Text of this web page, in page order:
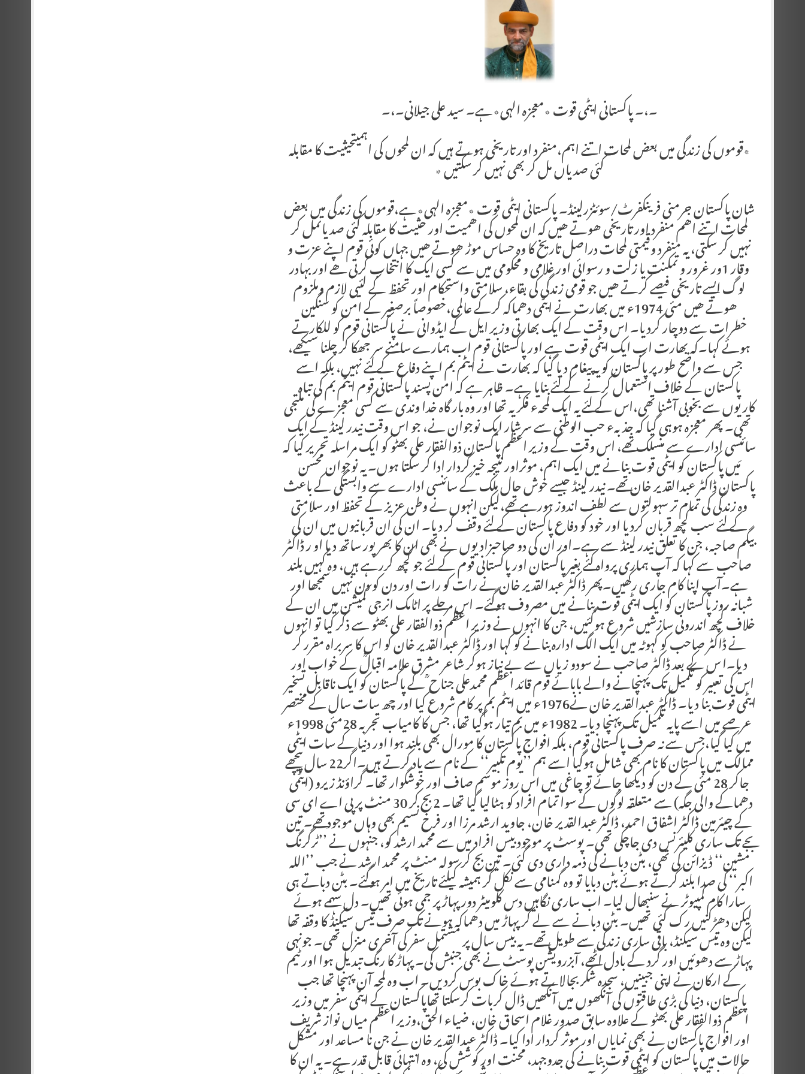
۔،۔ پاکستانی ایٹمی قوت ٭معجزہ الہی٭ہے۔ سید علی جیلانی۔،۔
٭قوموں کی زندگی میں بعض لمحات اتنے اہم،منفرد اور تاریخی ہوتے ہیں کہ ان لمحوں کی اہمیتحیثیت کا مقابلہ
کئی صدیاں مل کر بھی نہیں کر سکتیں ٭
شان پاکستان جرمنی فرینکفرٹ/سوئٹزرلینڈ۔ پاکستانی ایٹمی قوت ٭معجزہ الہی٭ہے،قوموں کی زندگی میں بعض
لمحات اتنے اھم منفرد اور تاریخی ھوتے ھیں کہ ان لمحوں کی اھمیت اور حثیت کا مقابلہ کئی صدیاںمل کر
نہیں کر سکتی، یہ منفرد وقیمتی لمحات دراصل تاریخ کا وہ حساس موڑ ھوتے ھیں جہاں کوئی قوم اپنے عزت و
وقار 1ور غرور و تمکنت یا زلت و رسوائی اور غلامی و محکومی میں سے کسی ایک کا انتخاب کرتی ھے اور بہادر
لوگ ایسے تاریخی فیصے کرتے ھیں جو قومی زندگی کی بقاء، سلامتی واستحکام اور تحفظ کے لئیی لازم وملزوم
ھوتے ھیں مئی 1974ء میں بھارت نے ایٹمی دھماکہ کرکے عالمی،خصوصاً برصغیر کے امن کو سنگین
خطرات سے دوچار کردیا۔ اس وقت کے ایک بھارتی وزیر ایل کے ایڈوانی نے پاکستانی قوم کو للکارتے
ہوئے کہا۔کہ بھارت اب ایک ایٹمی قوت ہے اور پاکستانی قوم اب ہمارے سامنے سر جھکا کر چلنا سیکھے،
جس سے واضح طور پر پاکستان کو یہ پیغام دیا گیا کہ بھارت نے ایٹم بم اپنے دفاع کے لئے نہیں، بلکہ اسے
پاکستان کے خلاف استعمال کرنے کے لئے بنایا ہے۔ ظاہر ہے کہ امن پسند پاکستانی قوم ایٹم بم کی تباہ
کاریوں سے بخوبی آشنا تھی،اس کے لئے یہ ایک لمحہء فکریہ تھا اور وہ بار گاہ خدا وندی سے کسی معجزے کی ملتجی
تھی۔ پھر معجزہ ہوہی گیا کہ جذبہء حب الوطنی سے سرشار ایک نوجوان نے، جو اس وقت نیدر لینڈ کے ایک
سائنسی ادارے سے منسلک تھے، اس وقت کے وزیر اعظم پاکستان ذوالفقار علی بھٹو کو ایک مراسلہ تحریر کیا کہ
مَیں پاکستان کو ایٹمی قوت بنانے میں ایک اہم، موثراور نتیجہ خیز کردار ادا کر سکتا ہوں۔ یہ نوجوان محسن
پاکستان ڈاکٹر عبدالقدیر خان تھے۔ نیدر لینڈ جیسے خوش حال ملک کے سائنسی ادارے سے وابستگی کے باعث
وہ زندگی کی تمام تر سہولتوں سے لطف اندوز ہورہے تھے،لیکن انہوں نے وطن عزیز کے تحفظ اور سلامتی
کے لئے سب کچھ قربان کردیا اور خود کو دفاع پاکستان کے لئے وقف کر دیا۔ ان کی ان قربانیوں میں ان کی
بیگم صاحبہ، جن کا تعلق نیدر لینڈ سے ہے۔اور ان کی دو صاحبزادیوں نے بھی ان کا بھر پور ساتھ دیا او ر ڈاکٹر
صاحب سے کہا کہ آپ ہماری پرواہ کئے بغیر پاکستان اور پاکستانی قوم کے لئے جو کچھ کررہے ہیں، وہ کہیں بلند
ہے۔آپ اپنا کام جاری رکھیں۔پھر ڈاکٹر عبدالقدیر خان نے رات کو رات اور دن کو دن نہیں سمجھا اور
شبانہ روز پاکستان کو ایک ایٹمی قوت بنانے میں مصروف ہوگئے۔ اس مرحلے پر اٹامک انرجی کمیشن میں ان کے
خلاف کچھ اندرونی سازشیں شروع ہوگئیں، جن کا انہوں نے وزیر اعظم ذوالفقار علی بھٹو سے ذکر کیا تو انہوں
نے ڈاکٹر صاحب کو کہوٹہ میں ایک الگ ادارہ بنانے کو کہا اور ڈاکٹر عبدالقدیر خان کو اس کا سربراہ مقرر کر
دیا۔ا س کے بعد ڈاکٹر صاحب نے سودو زیاں سے بے نیاز ہوکر شاعر مشرق علامہ اقبالؒ کے خواب اور
اس کی تعبیر کو تکمیل تک پہنچانے والے بابائے قوم قائد اعظم محمدعلی جناح ؒ کے پاکستان کو ایک ناقابل تسخیر
ایٹمی قوت بنا دیا۔ ڈاکٹر عبدالقدیر خان نے1976ء میں ایٹم بم پر کام شروع کیا اور چھ سات سال کے مختصر
عرصے میں اسے پایہ تکمیل تک پہنچا دیا۔ 1982ء میں بم تیار ہوگیا تھا، جس کا کامیاب تجربہ 28مئی 1998ء
میں کیا گیا،جس سے نہ صرف پاکستانی قوم، بلکہ افواج پاکستان کا مورال بھی بلند ہوا اور دنیا کے سات ایٹمی
ممالک میں پاکستان کا نام بھی شامل ہوگیا اسے ہم ’’یوم تکبیر‘‘ کے نام سے یاد کرتے ہیں۔اگر22 سال پیچھے
جاکر 28 مئی کے دن کو دیکھا جائے تو چاغی میں اس روز موسم صاف اور خوشگوار تھا۔ گراؤنڈ زیرو (ایٹمی
دھماکے والی جگہ) سے متعلقہ لوگوں کے سوا تمام افراد کو ہٹالیا گیا تھا۔ 2 بج کر 30 منٹ پر پی اے ای سی
کے چیئرمین ڈاکٹر اشفاق احمد، ڈاکٹر عبدالقدیر خان، جاوید ارشد مرزا اور فرخ نسیم بھی وہاں موجود تھے۔ تین
بجے تک ساری کلیئرنس دی جاچکی تھی۔ پوسٹ پر موجود بیس افراد میں سے محمد ارشد کو، جنہوں نے ’’ٹرگرنگ
مشین‘‘ ڈیزائن کی تھی، بٹن دبانے کی ذمہ داری دی گئی۔ تین بج کر سولہ منٹ پر محمد ارشد نے جب ’’اللہ
اکبر‘‘ کی صدا بلند کرتے ہوئے بٹن دبایا تو وہ گمنامی سے نکل کر ہمیشہ کیلئے تاریخ میں امر ہوگئے۔ بٹن دباتے ہی
سارا کام کمپیوٹر نے سنبھال لیا۔ اب ساری نگاہیں دس کلومیٹر دور پہاڑ پر جمی ہوئی تھیں۔ دل سہمے ہوئے
لیکن دھڑکنیں رک گئی تھیں۔ بٹن دبانے سے لے کر پہاڑ میں دھماکہ ہونے تک صرف تیس سیکنڈ کا وقفہ تھا
لیکن وہ تیس سیکنڈ، باقی ساری زندگی سے طویل تھے۔ یہ بیس سال پر مشتمل سفر کی آخری منزل تھی۔ جونہی
پہاڑ سے دھوئیں اور گرد کے بادل اٹھے، آبزرویشن پوسٹ نے بھی جنبش کی۔ پہاڑ کا رنگ تبدیل ہوا اور ٹیم
کے ارکان نے اپنی جبینیں، سجدہ شکر بجالاتے ہوئے خاک بوس کردیں۔ اب وہ لمحہ آن پہنچا تھا جب
پاکستان، دنیا کی بڑی طاقتوں کی آنکھوں میں آنکھیں ڈال کربات کرسکتا تھاپاکستان کے ایٹمی سفر میں وزیر
اعظم ذوالفقار علی بھٹو کے علاوہ سابق صدور غلام اسحاق خان، ضیاء الحق،وزیر اعظم میاں نواز شریف
اور افواج پاکستان نے بھی نمایاں اور موثر کردار ادا کیا۔ ڈاکٹر عبدالقدیر خان نے جن نا مساعد اور مشکل
حالات میں پاکستان کو ایٹمی قوت بنانے کی جدوجہد، محنت اور کوشش کی، وہ انتہائی قابل قدر ہے۔ یہ ان کا